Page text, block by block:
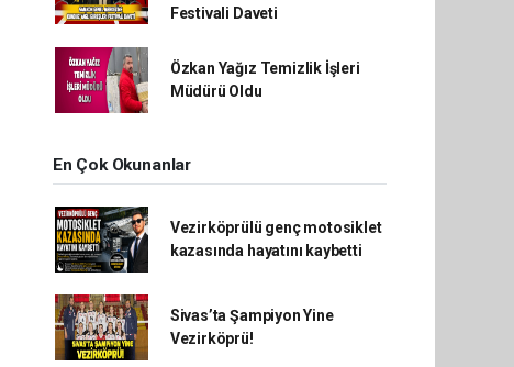
Festivali Daveti
Özkan Yağız Temizlik İşleri
Müdürü Oldu
En Çok Okunanlar
Vezirköprülü genç motosiklet
kazasında hayatını kaybetti
Sivas’ta Şampiyon Yine
Vezirköprü!